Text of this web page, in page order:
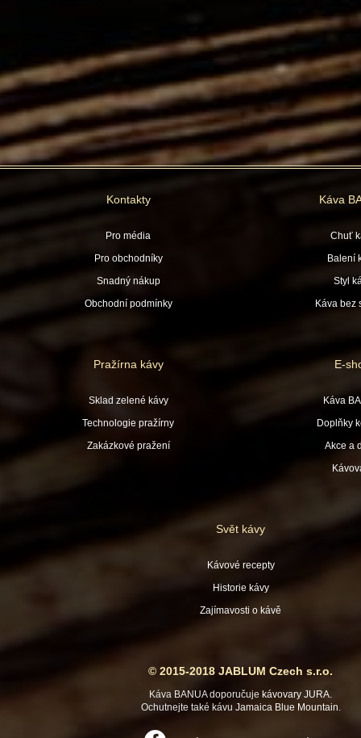
Kontakty
Pro média
Pro obchodníky
Snadný nákup
Obchodní podmínky
Káva
Chuť
Balení
Styl
Káva bez
Pražírna kávy
Sklad zelené kávy
Technologie pražírny
Zakázkové pražení
E-
Káva
Doplňky
Akce a
Svět kávy
Kávové recepty
Historie kávy
Zajímavosti o kávě
© 2015-2018 JABLUM Czech s.r.o.
Káva BANUA doporučuje kávovary JURA.
Ochutnejte také kávu Jamaica Blue Mountain.